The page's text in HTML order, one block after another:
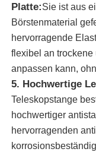
Wasserspeisung
Umkehr-
Platte:Sie ist aus
Börstenmaterial
hervorragende
flexibel an
anpassen kann,
5. Hochwertige
Teleskopstange
hochwertiger
hervorragenden